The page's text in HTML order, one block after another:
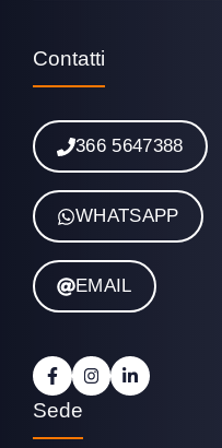
Contatti
366 5647388
WHATSAPP
EMAIL
Sede